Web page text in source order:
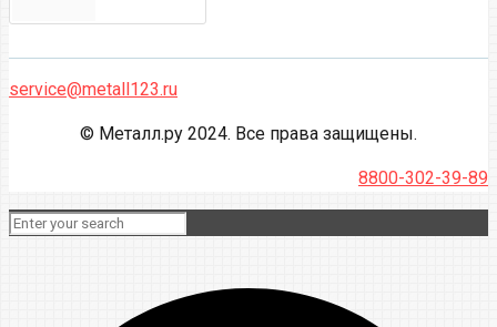
service@metall123.ru
© Металл.ру 2024. Все права защищены.
8800-302-39-89